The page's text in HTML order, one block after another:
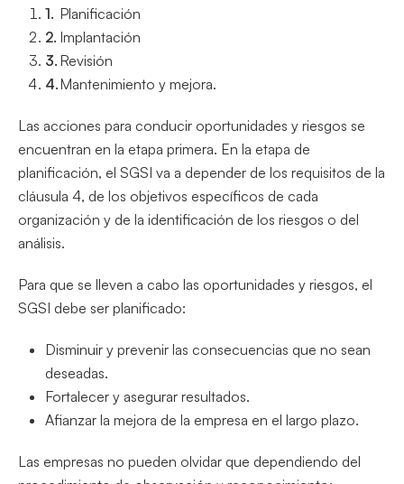
Planificación
Implantación
Revisión
Mantenimiento y mejora.
Las acciones para conducir oportunidades y riesgos se
encuentran en la etapa primera. En la etapa de
planificación, el SGSI va a depender de los requisitos de la
cláusula 4, de los objetivos específicos de cada
organización y de la identificación de los riesgos o del
análisis.
Para que se lleven a cabo las oportunidades y riesgos, el
SGSI debe ser planificado:
Disminuir y prevenir las consecuencias que no sean
deseadas.
Fortalecer y asegurar resultados.
Afianzar la mejora de la empresa en el largo plazo.
Las empresas no pueden olvidar que dependiendo del